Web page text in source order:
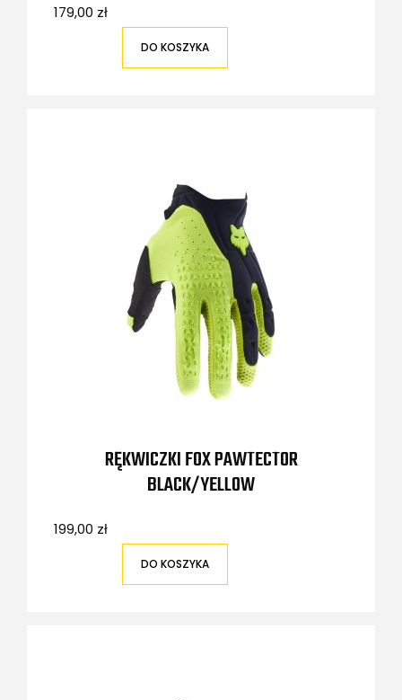
179,00 zł
DO KOSZYKA
RĘKWICZKI FOX PAWTECTOR
BLACK/YELLOW
199,00 zł
DO KOSZYKA